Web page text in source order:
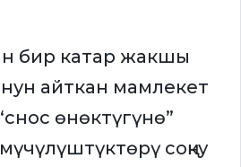
бир катар жакшы
айткан мамлекет
өнөктүгүнө”
соңку